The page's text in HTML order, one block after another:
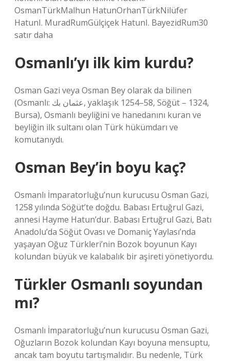
OsmanTürkMalhun HatunOrhanTürkNilüfer
HatunI. MuradRumGülçiçek HatunI. BayezidRum30
satır daha
Osmanlı’yı ilk kim kurdu?
Osman Gazi veya Osman Bey olarak da bilinen
(Osmanlı: عثمان بك, yaklaşık 1254–58, Söğüt – 1324,
Bursa), Osmanlı beyliğini ve hanedanını kuran ve
beyliğin ilk sultanı olan Türk hükümdarı ve
komutanıydı.
Osman Bey’in boyu kaç?
Osmanlı İmparatorluğu’nun kurucusu Osman Gazi,
1258 yılında Söğüt’te doğdu. Babası Ertuğrul Gazi,
annesi Hayme Hatun’dur. Babası Ertuğrul Gazi, Batı
Anadolu’da Söğüt Ovası ve Domaniç Yaylası’nda
yaşayan Oğuz Türkleri’nin Bozok boyunun Kayı
kolundan büyük ve kalabalık bir aşireti yönetiyordu.
Türkler Osmanlı soyundan
mı?
Osmanlı İmparatorluğu’nun kurucusu Osman Gazi,
Oğuzların Bozok kolundan Kayı boyuna mensuptu,
ancak tam boyutu tartışmalıdır. Bu nedenle, Türk